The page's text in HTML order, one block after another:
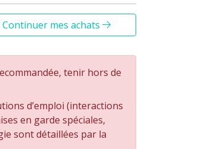
Continuer mes achats
tenir hors de
d’emploi (interactions
en garde spéciales,
sont détaillées par la